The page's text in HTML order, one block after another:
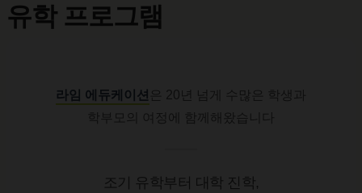
유학 프로그램
라임 에듀케이션 은 20년 넘게 수많은 학생과
학부모의 여정에 함께해왔습니다
조기 유학부터 대학 진학,